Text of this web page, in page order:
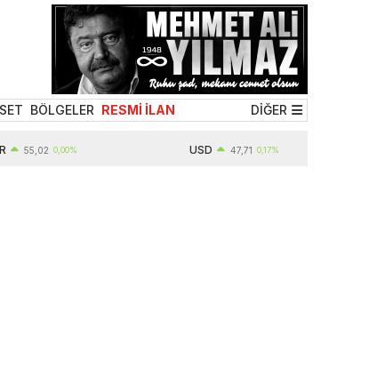
BÖLGELER RESMİ İLAN DİĞER
0,00% 47,71 0,17%